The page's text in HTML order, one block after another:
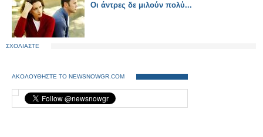
Οι άντρες δε μιλούν πολύ...
ΣΧΟΛΙΑΣΤΕ
ΑΚΟΛΟΥΘΗΣΤΕ ΤΟ NEWSNOWGR.COM